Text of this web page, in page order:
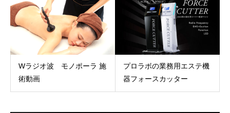
Wラジオ波 モノポーラ 施
術動画
プロラボの業務用エステ機
器フォースカッター